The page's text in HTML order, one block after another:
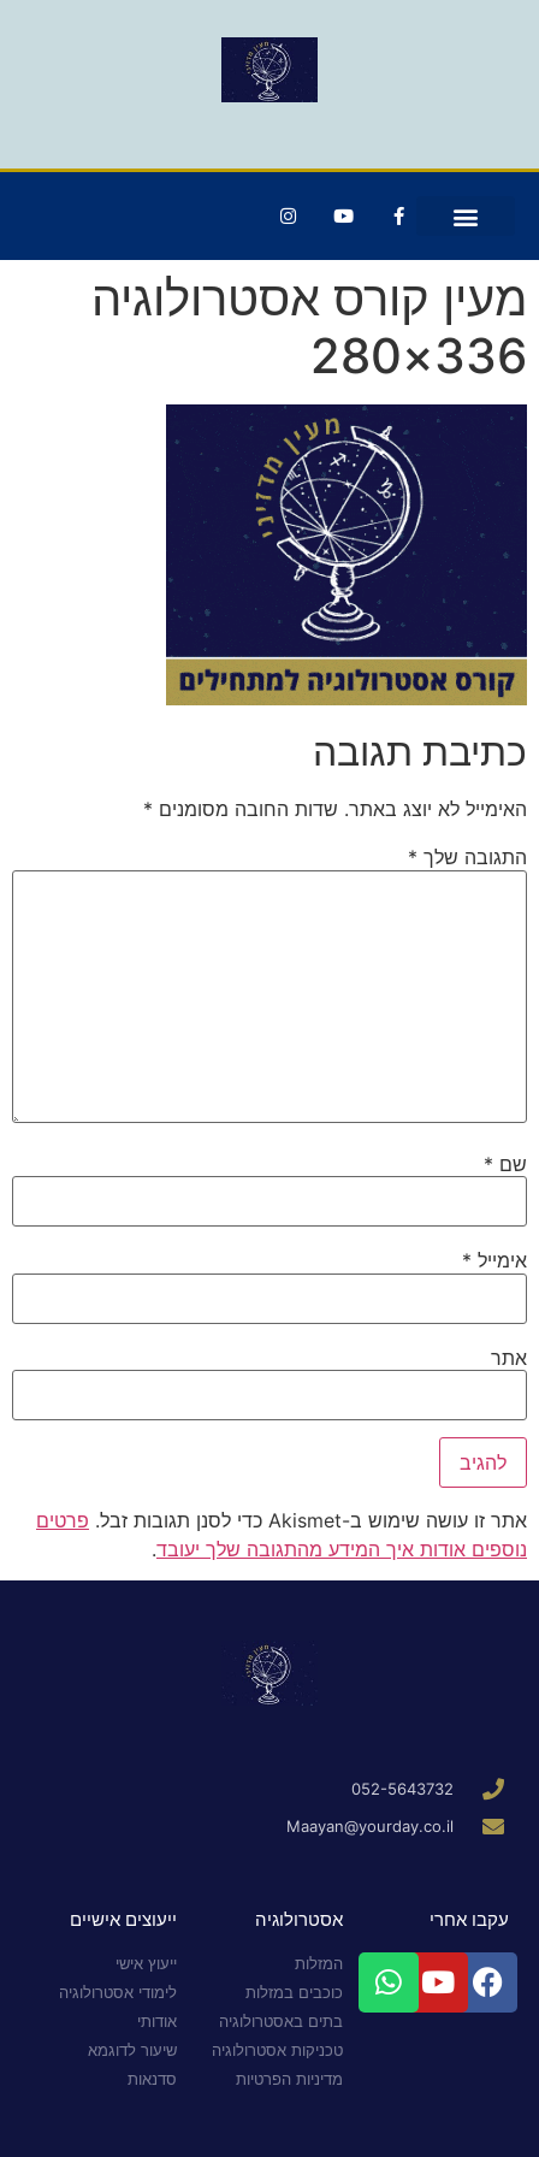
מעין קורס אסטרולוגיה
336×280
כתיבת תגובה
האימייל לא יוצג באתר. שדות החובה מסומנים *
התגובה שלך *
שם *
אימייל *
אתר
אתר זו עושה שימוש ב-Akismet כדי לסנן תגובות זבל.
פרטים
נוספים אודות איך המידע מהתגובה שלך יעובד.
052-5643732
Maayan@yourday.co.il
עקבו אחרי אסטרולוגיה
המזלות
כוכבים במזלות
בתים באסטרולוגיה
טכניקות אסטרולוגיה
מדיניות הפרטיות
ייעוצים אישיים
ייעוץ אישי
לימודי אסטרולוגיה
אודותי
שיעור לדוגמא
סדנאות